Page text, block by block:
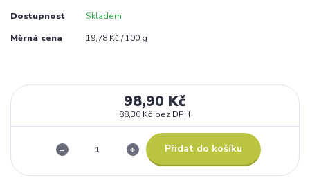
Dostupnost Skladem
Měrná cena 19,78 Kč / 100 g
98,90 Kč
88,30 Kč bez DPH
Přidat do košíku